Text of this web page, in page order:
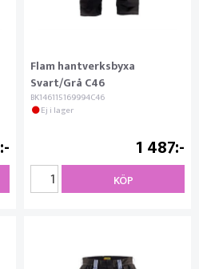
Flam hantverksbyxa
Svart/Grå C46
BK146115169994C46
Ej i lager
1 487
KÖP